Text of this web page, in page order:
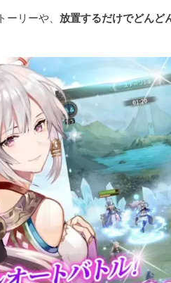
リーや、 放置するだけでどんど